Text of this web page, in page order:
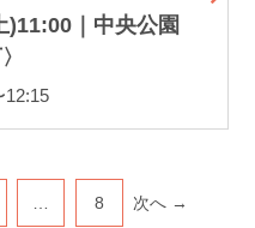
)11:00｜中央公園
12:15
… 8 次へ →